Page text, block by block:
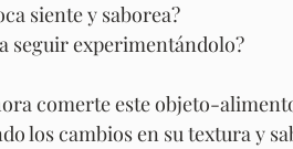
siente y saborea?
seguir experimentándolo?
comerte este objeto-
los cambios en su textura y